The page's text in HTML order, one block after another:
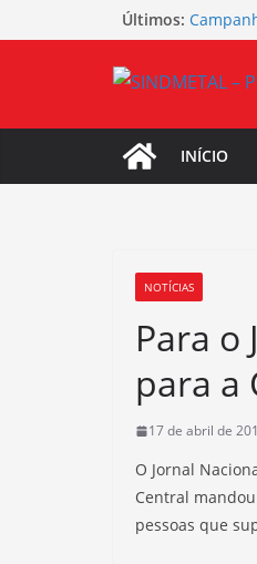
para
Últimos:
mais de
2026/
Sua
INÍCIO
NOTÍCIAS
Para o
para a
17 de abril de
O Jornal
Central
pessoas que